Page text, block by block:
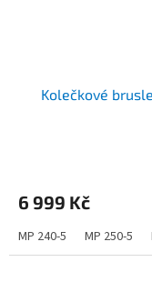
Kolečkové
6 999 Kč
MP 240-5 MP 250-5